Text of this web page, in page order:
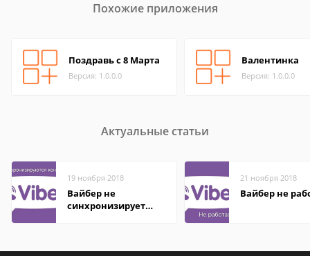
Похожие приложения
Поздравь с 8 Марта
Версия: 1.0.0.0
Валентинка
Версия: 1.0.0.0
Актуальные статьи
19 ноября 2018
Вайбер не
синхронизирует
21 ноября 2018
Вайбер не